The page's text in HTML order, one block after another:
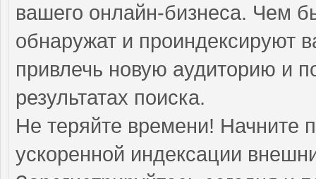
вашего онлайн-бизнеса. Чем
обнаружат и проиндексируют
привлечь новую аудиторию и
результатах поиска.
Не теряйте времени! Начните
ускоренной индексации